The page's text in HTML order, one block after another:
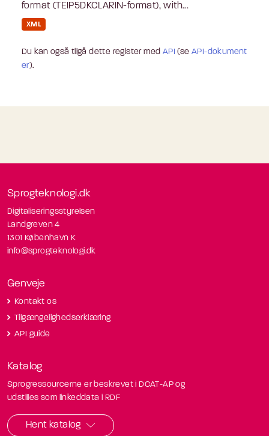
format (TEIP5DKCLARIN-format), with...
XML
Du kan også tilgå dette register med API (seAPI-dokument
er).
Sprogteknologi.dk
Digitaliseringsstyrelsen
Landgreven 4
1301 København K
info@sprogteknologi.dk
Genveje
Kontakt os
Tilgængelighedserklæring
API guide
Katalog
Sprogressourcerne er beskrevet i DCAT-AP og
udstilles som linkeddata i RDF
Hent katalog